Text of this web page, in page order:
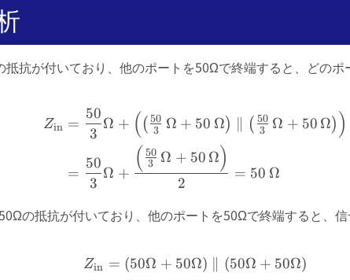
抵抗が付いており、他のポートを50Ωで終端すると、どの
\begin{aligned}
Zin =
3
50
Ω + ( ( 3
50 Ω + 50 Ω) ( 3
50 Ω + 50 Ω) )
=
3
50
Ω +
2
( 3
50 Ω + 50 Ω) = 50 Ω
の抵抗が付いており、他のポートを50Ωで終端すると、
\begin{aligned}
Zin = (50Ω + 50Ω) (50Ω + 50Ω)